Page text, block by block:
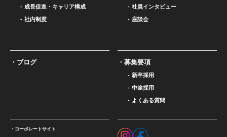
成長促進・キャリア構成
社内制度
社員インタビュー
座談会
ブログ 募集要項
新卒採用
中途採用
よくある質問
コーポレートサイト